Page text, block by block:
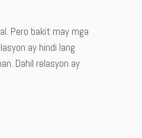
Pero bakit may mga
ay hindi lang
Dahil relasyon ay